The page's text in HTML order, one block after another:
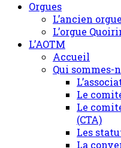
Orgues
L’ancien orgue
L’orgue
L’AOTM
Accueil
Qui sommes-
Le
Le
(CTA)
Les
La